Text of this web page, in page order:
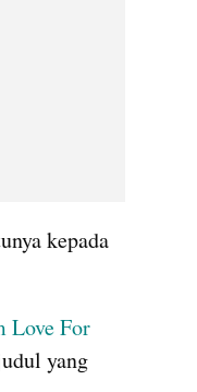
kepada
Love For
yang